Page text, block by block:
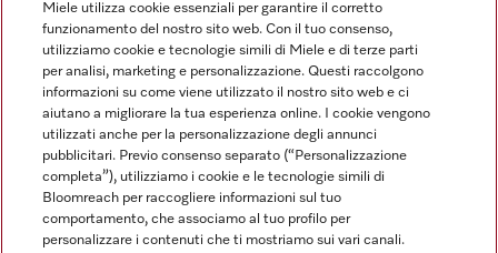
Modulo di recesso
Legge sui servizi digitali
Impostazioni cookie
FINANZIAMENTO FINO A 50 MESI CON OPZIONE 10 E TASSO
ZERO
Miele utilizza cookie essenziali per garantire il corretto
funzionamento del nostro sito web. Con il tuo consenso,
utilizziamo cookie e tecnologie simili di Miele e di terze parti
per analisi, marketing e personalizzazione. Questi raccolgono
informazioni su come viene utilizzato il nostro sito web e ci
aiutano a migliorare la tua esperienza online. I cookie vengono
utilizzati anche per la personalizzazione degli annunci
pubblicitari. Previo consenso separato (“Personalizzazione
completa”), utilizziamo i cookie e le tecnologie simili di
Bloomreach per raccogliere informazioni sul tuo
comportamento, che associamo al tuo profilo per
personalizzare i contenuti che ti mostriamo sui vari canali.